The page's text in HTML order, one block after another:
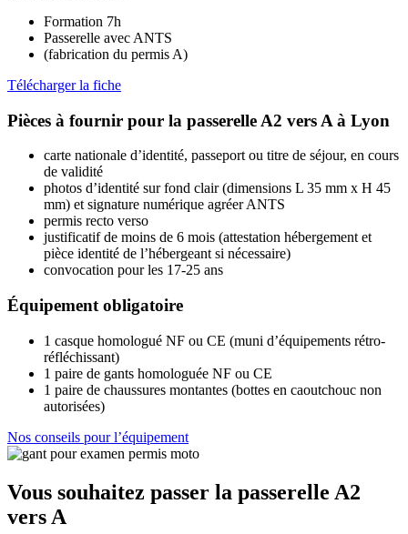
Formation 7h
Passerelle avec ANTS
(fabrication du permis A)
Télécharger la fiche
Pièces à fournir pour la passerelle A2 vers A à Lyon
carte nationale d’identité, passeport ou titre de séjour, en cours
de validité
photos d’identité sur fond clair (dimensions L 35 mm x H 45
mm) et signature numérique agréer ANTS
permis recto verso
justificatif de moins de 6 mois (attestation hébergement et
pièce identité de l’hébergeant si nécessaire)
convocation pour les 17-25 ans
Équipement obligatoire
1 casque homologué NF ou CE (muni d’équipements rétro-
réfléchissant)
1 paire de gants homologuée NF ou CE
1 paire de chaussures montantes (bottes en caoutchouc non
autorisées)
Nos conseils pour l’équipement
Vous souhaitez passer la passerelle A2
vers A